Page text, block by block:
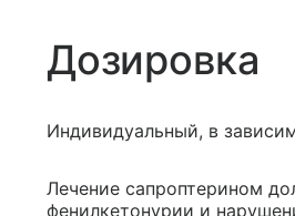
Дозировка
Индивидуальный, в
Лечение сапроптерином
фенилкетонурии и